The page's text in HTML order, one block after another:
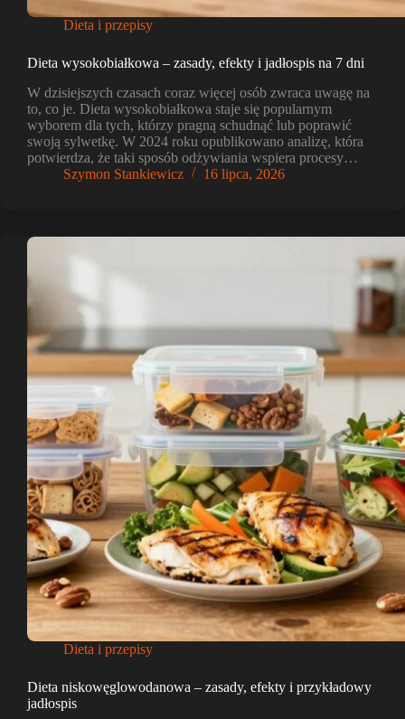
Dieta i przepisy
Dieta wysokobiałkowa – zasady, efekty i jadłospis na 7 dni
W dzisiejszych czasach coraz więcej osób zwraca uwagę na
to, co je. Dieta wysokobiałkowa staje się popularnym
wyborem dla tych, którzy pragną schudnąć lub poprawić
swoją sylwetkę. W 2024 roku opublikowano analizę, która
potwierdza, że taki sposób odżywiania wspiera procesy…
Szymon Stankiewicz
16 lipca, 2026
Dieta i przepisy
Dieta niskowęglowodanowa – zasady, efekty i przykładowy
jadłospis